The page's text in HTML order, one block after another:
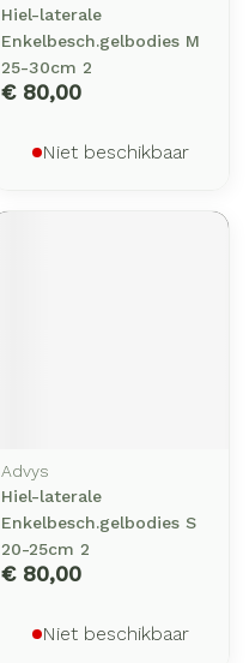
Hiel-laterale
Enkelbesch.gelbodies M
25-30cm 2
€ 80,00
Niet beschikbaar
Advys
Hiel-laterale
Enkelbesch.gelbodies S
20-25cm 2
€ 80,00
Niet beschikbaar